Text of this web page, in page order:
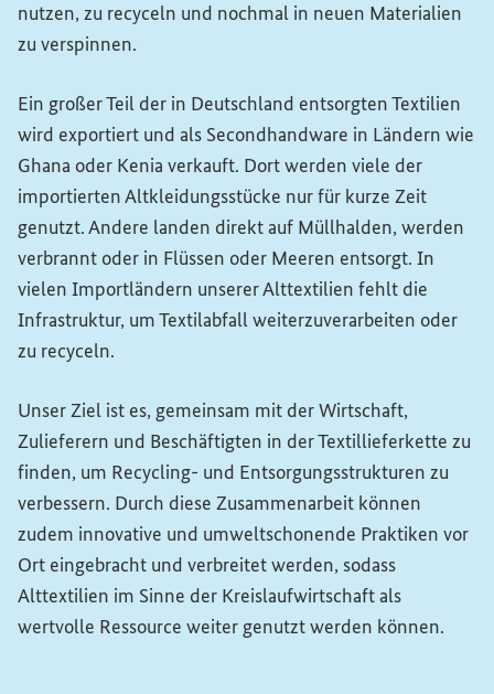
nutzen, zu recyceln und nochmal in neuen Materialien
zu verspinnen.
Ein großer Teil der in Deutschland entsorgten Textilien
wird exportiert und als Secondhandware in Ländern wie
Ghana oder Kenia verkauft. Dort werden viele der
importierten Altkleidungsstücke nur für kurze Zeit
genutzt. Andere landen direkt auf Müllhalden, werden
verbrannt oder in Flüssen oder Meeren entsorgt. In
vielen Importländern unserer Alttextilien fehlt die
Infrastruktur, um Textilabfall weiterzuverarbeiten oder
zu recyceln.
Unser Ziel ist es, gemeinsam mit der Wirtschaft,
Zulieferern und Beschäftigten in der Textillieferkette zu
finden, um Recycling- und Entsorgungsstrukturen zu
verbessern. Durch diese Zusammenarbeit können
zudem innovative und umweltschonende Praktiken vor
Ort eingebracht und verbreitet werden, sodass
Alttextilien im Sinne der Kreislaufwirtschaft als
wertvolle Ressource weiter genutzt werden können.